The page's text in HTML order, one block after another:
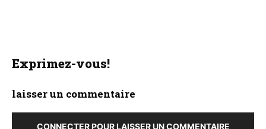
Exprimez-vous!
laisser un commentaire
CONNECTER POUR LAISSER UN COMMENTAIRE